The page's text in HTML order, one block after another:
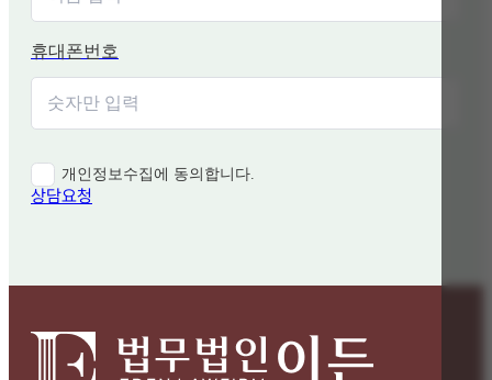
휴대폰번호
개인정보수집에 동의합니다.
상담요청